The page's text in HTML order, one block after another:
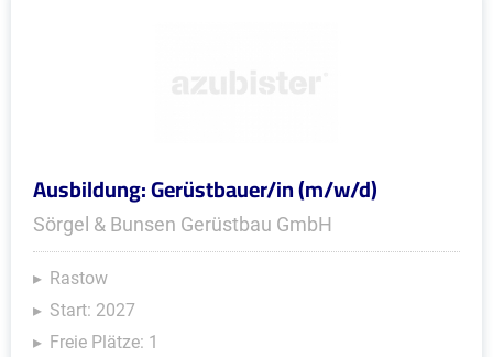
Ausbildung: Gerüstbauer/in (m/w/d)
Sörgel & Bunsen Gerüstbau GmbH
Rastow
Start: 2027
Freie Plätze: 1